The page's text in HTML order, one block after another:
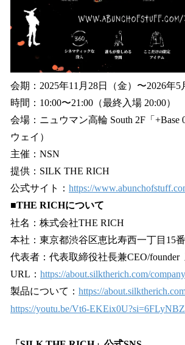
会期：2025年11月28日（金）〜2026年5
時間：10:00〜21:00（最終入場 20:00）
会場：ニュウマン高輪 South 2F「+Base
ウェイ）
主催：NSN
提供：SILK THE RICH
公式サイト： https://
■THE RICHについて
社名：株式会社THE RICH
本社：東京都渋谷区恵比寿西一丁目15
代表者：代表取締役社長兼CEO/
URL： https://about.silktherich.com/company
製品について： https://
https://youtu.be/Vt6-